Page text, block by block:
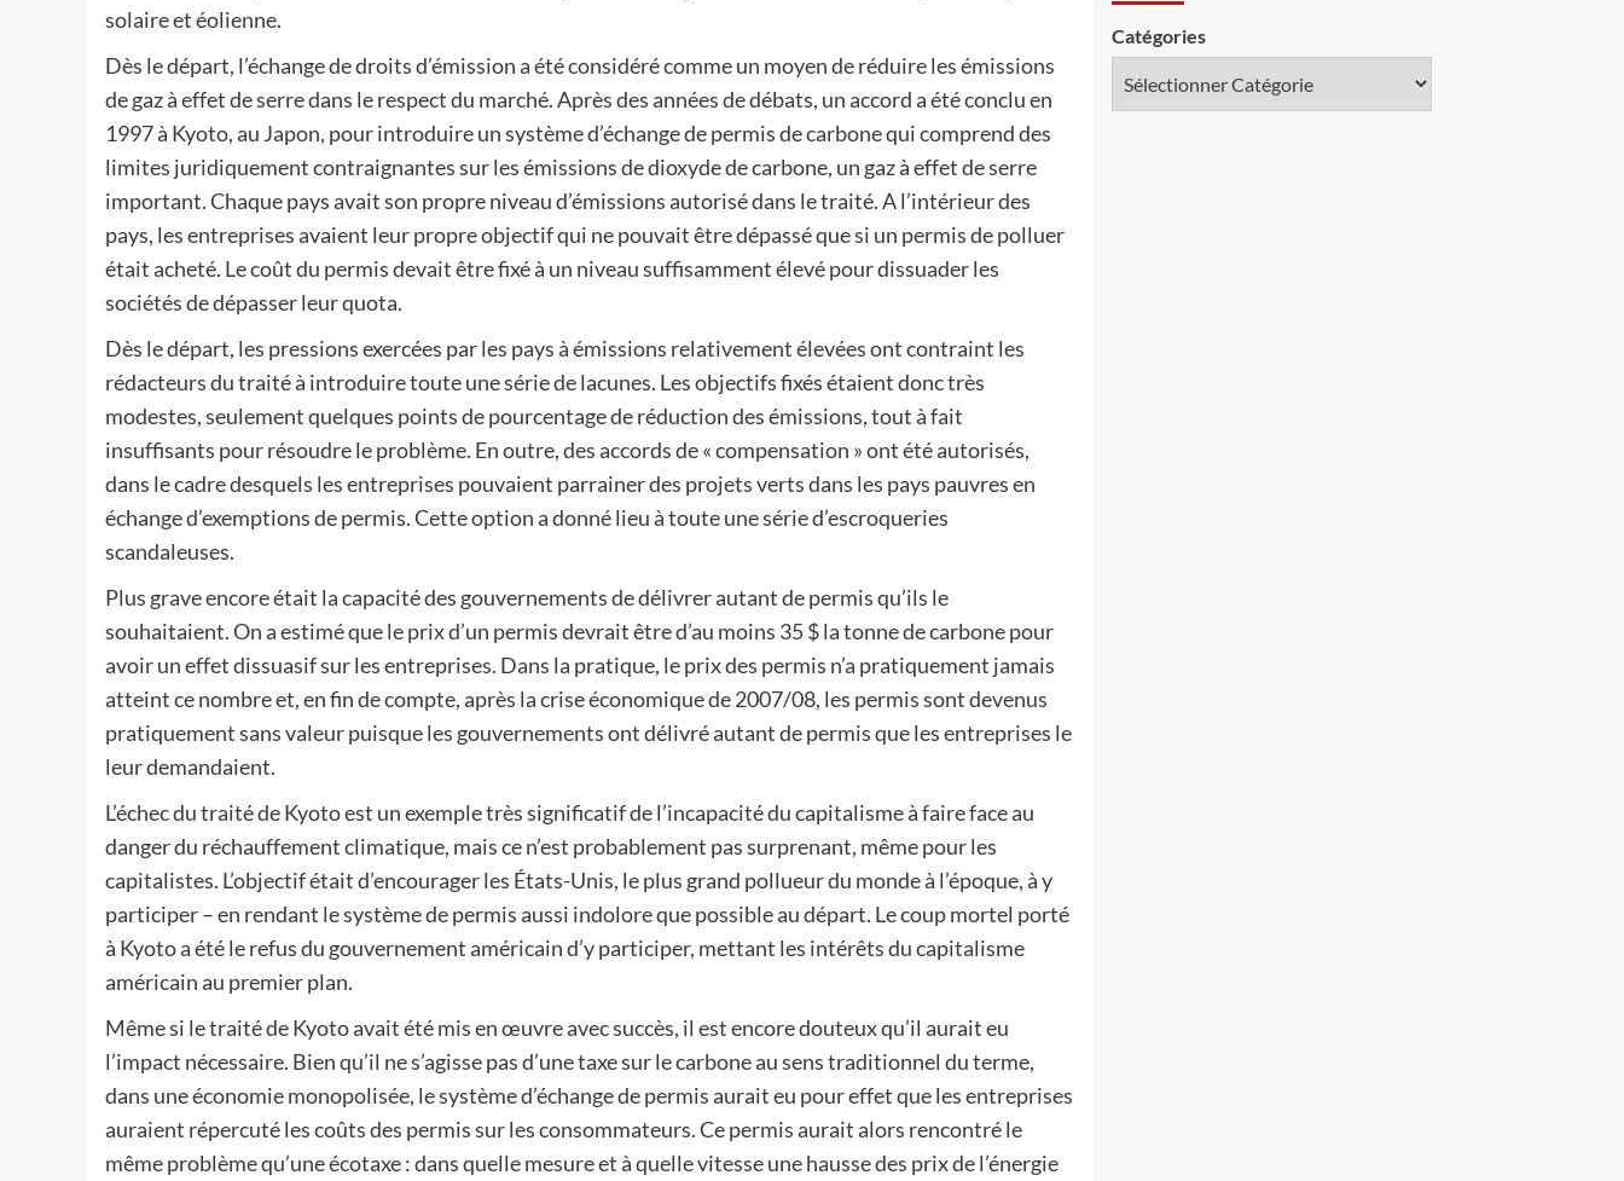
solaire et éolienne.
Dès le départ, l’échange de droits d’émission a été considéré comme un moyen de réduire les émissions
de gaz à effet de serre dans le respect du marché. Après des années de débats, un accord a été conclu en
1997 à Kyoto, au Japon, pour introduire un système d’échange de permis de carbone qui comprend des
limites juridiquement contraignantes sur les émissions de dioxyde de carbone, un gaz à effet de serre
important. Chaque pays avait son propre niveau d’émissions autorisé dans le traité. A l’intérieur des
pays, les entreprises avaient leur propre objectif qui ne pouvait être dépassé que si un permis de polluer
était acheté. Le coût du permis devait être fixé à un niveau suffisamment élevé pour dissuader les
sociétés de dépasser leur quota.
Dès le départ, les pressions exercées par les pays à émissions relativement élevées ont contraint les
rédacteurs du traité à introduire toute une série de lacunes. Les objectifs fixés étaient donc très
modestes, seulement quelques points de pourcentage de réduction des émissions, tout à fait
insuffisants pour résoudre le problème. En outre, des accords de « compensation » ont été autorisés,
dans le cadre desquels les entreprises pouvaient parrainer des projets verts dans les pays pauvres en
échange d’exemptions de permis. Cette option a donné lieu à toute une série d’escroqueries
scandaleuses.
Plus grave encore était la capacité des gouvernements de délivrer autant de permis qu’ils le
souhaitaient. On a estimé que le prix d’un permis devrait être d’au moins 35 $ la tonne de carbone pour
avoir un effet dissuasif sur les entreprises. Dans la pratique, le prix des permis n’a pratiquement jamais
atteint ce nombre et, en fin de compte, après la crise économique de 2007/08, les permis sont devenus
pratiquement sans valeur puisque les gouvernements ont délivré autant de permis que les entreprises le
leur demandaient.
L’échec du traité de Kyoto est un exemple très significatif de l’incapacité du capitalisme à faire face au
danger du réchauffement climatique, mais ce n’est probablement pas surprenant, même pour les
capitalistes. L’objectif était d’encourager les États-Unis, le plus grand pollueur du monde à l’époque, à y
participer – en rendant le système de permis aussi indolore que possible au départ. Le coup mortel porté
à Kyoto a été le refus du gouvernement américain d’y participer, mettant les intérêts du capitalisme
américain au premier plan.
Même si le traité de Kyoto avait été mis en œuvre avec succès, il est encore douteux qu’il aurait eu
l’impact nécessaire. Bien qu’il ne s’agisse pas d’une taxe sur le carbone au sens traditionnel du terme,
dans une économie monopolisée, le système d’échange de permis aurait eu pour effet que les entreprises
auraient répercuté les coûts des permis sur les consommateurs. Ce permis aurait alors rencontré le
même problème qu’une écotaxe : dans quelle mesure et à quelle vitesse une hausse des prix de l’énergie
Catégories